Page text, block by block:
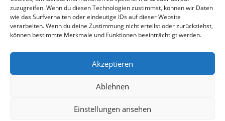
zuzugreifen. Wenn du diesen Technologien zustimmst, können wir Daten
wie das Surfverhalten oder eindeutige IDs auf dieser Website
verarbeiten. Wenn du deine Zustimmung nicht erteilst oder zurückziehst,
können bestimmte Merkmale und Funktionen beeinträchtigt werden.
Akzeptieren
Ablehnen
Einstellungen ansehen
Datenschutzerklärung
Richtlinie für Storno und Rückerstattungen